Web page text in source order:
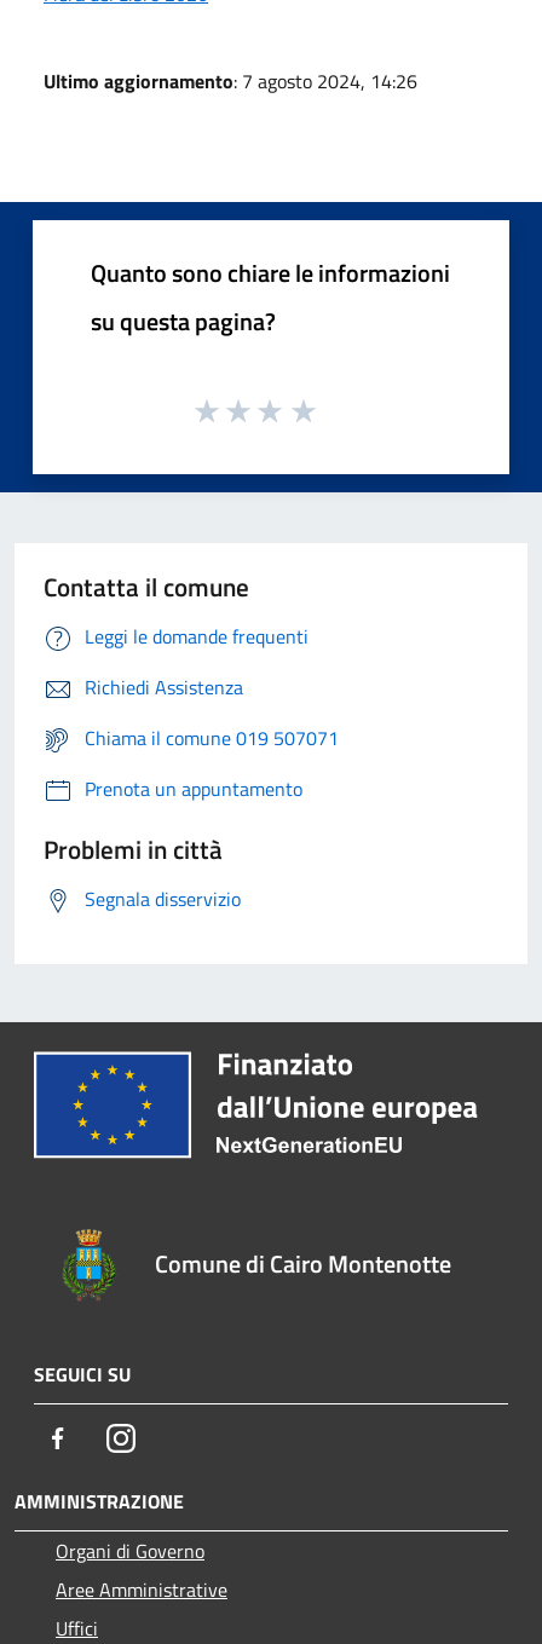
Ultimo aggiornamento: 7 agosto 2024, 14:26
Quanto sono chiare le informazioni
su questa pagina?
Contatta il comune
Leggi le domande frequenti
Richiedi Assistenza
Chiama il comune 019 507071
Prenota un appuntamento
Problemi in città
Segnala disservizio
Comune di Cairo Montenotte
SEGUICI SU
FacebookInstagram
AMMINISTRAZIONE
Organi di Governo
Aree Amministrative
Uffici